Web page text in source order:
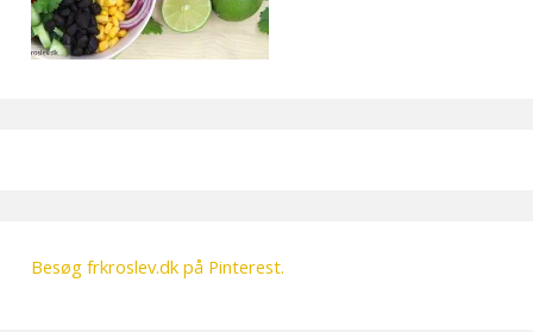
Besøg frkroslev.dk på Pinterest.